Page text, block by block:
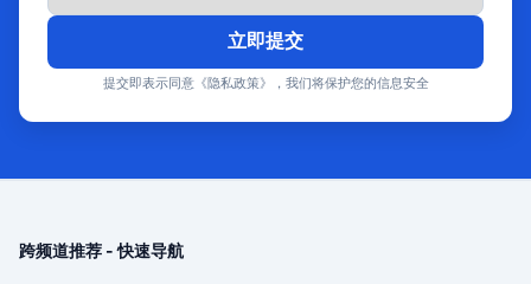
立即提交
提交即表示同意《隐私政策》，我们将保护您的信息安全
跨频道推荐 - 快速导航